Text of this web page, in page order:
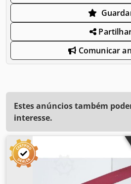
Comunicar
Estes anúncios também
interesse.